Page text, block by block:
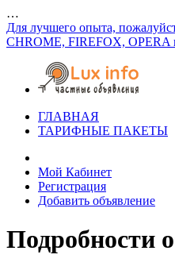
…
Для лучшего опыта,
CHROME, FIREFOX, OPERA
ГЛАВНАЯ
ТАРИФНЫЕ ПАКЕТЫ
Мой Кабинет
Регистрация
Добавить объявление
Подробности